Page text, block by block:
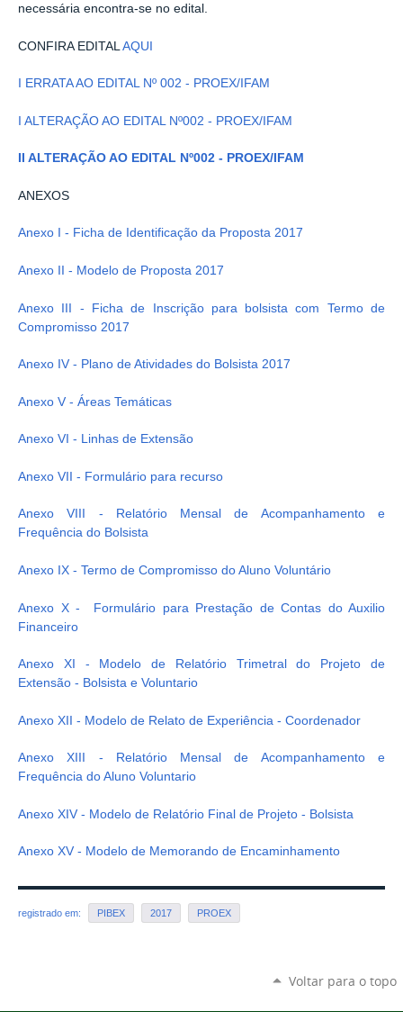
necessária encontra-se no edital.
CONFIRA EDITAL AQUI
I ERRATA AO EDITAL Nº 002 - PROEX/IFAM
I ALTERAÇÃO AO EDITAL Nº002 - PROEX/IFAM
II ALTERAÇÃO AO EDITAL Nº002 - PROEX/IFAM
ANEXOS
Anexo I - Ficha de Identificação da Proposta 2017
Anexo II - Modelo de Proposta 2017
Anexo III - Ficha de Inscrição para bolsista com Termo de
Compromisso 2017
Anexo IV - Plano de Atividades do Bolsista 2017
Anexo V - Áreas Temáticas
Anexo VI - Linhas de Extensão
Anexo VII - Formulário para recurso
Anexo VIII - Relatório Mensal de Acompanhamento e
Frequência do Bolsista
Anexo IX - Termo de Compromisso do Aluno Voluntário
Anexo X - Formulário para Prestação de Contas do Auxilio
Financeiro
Anexo XI - Modelo de Relatório Trimetral do Projeto de
Extensão - Bolsista e Voluntario
Anexo XII - Modelo de Relato de Experiência - Coordenador
Anexo XIII - Relatório Mensal de Acompanhamento e
Frequência do Aluno Voluntario
Anexo XIV - Modelo de Relatório Final de Projeto - Bolsista
Anexo XV - Modelo de Memorando de Encaminhamento
registrado em: PIBEX 2017 PROEX
Voltar para o topo